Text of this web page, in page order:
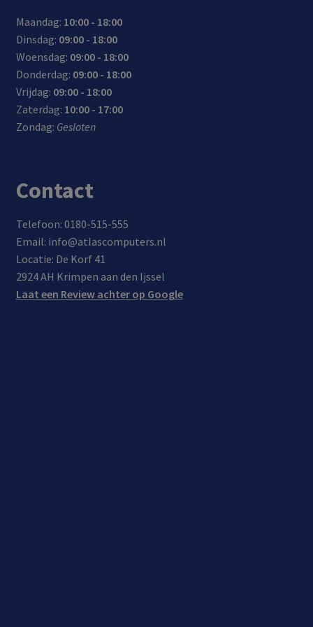
Maandag: 10:00 - 18:00
Dinsdag: 09:00 - 18:00
Woensdag: 09:00 - 18:00
Donderdag: 09:00 - 18:00
Vrijdag: 09:00 - 18:00
Zaterdag: 10:00 - 17:00
Zondag: Gesloten
Contact
Telefoon: 0180-515-555
Email: info@atlascomputers.nl
Locatie: De Korf 41
2924 AH Krimpen aan den Ijssel
Laat een Review achter op Google